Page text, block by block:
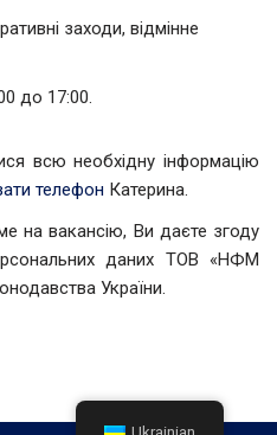
заходи, відмінне
до 17:00.
всю необхідну інформацію
телефон Катерина.
на вакансію, Ви даєте згоду
даних ТОВ «НФМ
України.